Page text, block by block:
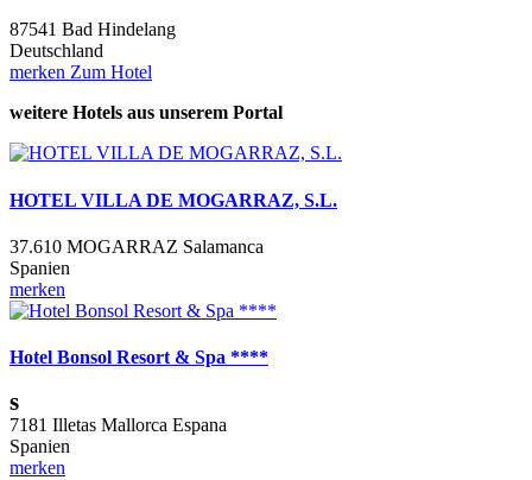
87541 Bad Hindelang
Deutschland
merken Zum Hotel
weitere Hotels aus unserem Portal
HOTEL VILLA DE MOGARRAZ, S.L.
37.610 MOGARRAZ Salamanca
Spanien
merken
Hotel Bonsol Resort & Spa ****
s
7181 Illetas Mallorca Espana
Spanien
merken